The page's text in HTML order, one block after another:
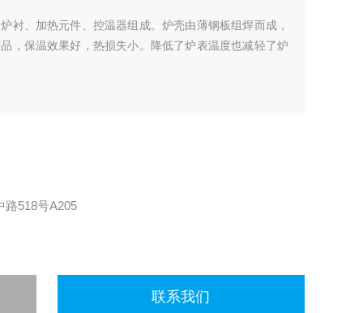
衬、加热元件、控温器组成。炉壳由薄钢板组焊而成，
，保温效果好，热损失小。降低了炉表温度也减轻了炉
路518号A205
联系我们